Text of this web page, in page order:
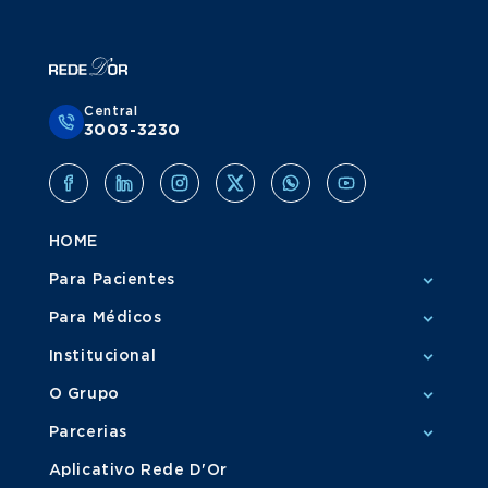
Central
3003-3230
HOME
Para Pacientes
Para Médicos
Institucional
O Grupo
Parcerias
Aplicativo Rede D'Or